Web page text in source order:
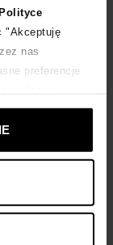
Polityce
"Akceptuję
nas
preferencjeSprawdź